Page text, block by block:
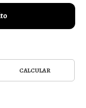
CALCULAR